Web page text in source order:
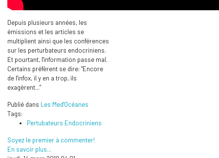
Depuis plusieurs années, les
émissions et les articles se
multiplient ainsi que les conférences
sur les perturbateurs endocriniens.
Et pourtant, l'information passe mal.
Certains préfèrent se dire: "Encore
de l'infox, il y en a trop, ils
exagèrent..."
Publié dans Les Med'Océanes
Tags:
Pertubateurs Endocriniens
Soyez le premier à commenter!
En savoir plus...